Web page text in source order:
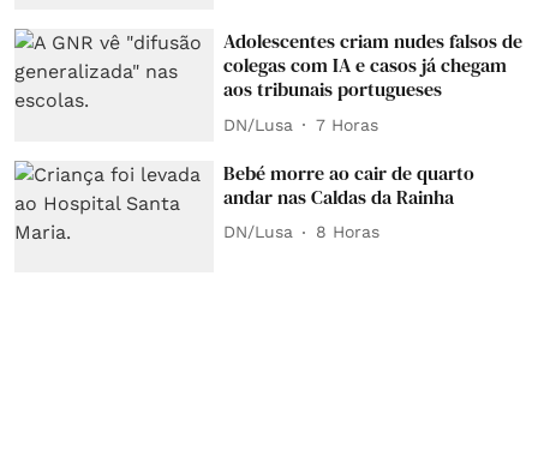
Adolescentes criam nudes falsos de
colegas com IA e casos já chegam
aos tribunais portugueses
DN/Lusa 7 Horas
Bebé morre ao cair de quarto
andar nas Caldas da Rainha
DN/Lusa 8 Horas